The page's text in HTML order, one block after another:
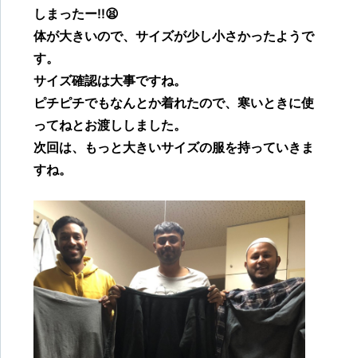
しまったー!!😫
体が大きいので、サイズが少し小さかったようで
す。
サイズ確認は大事ですね。
ピチピチでもなんとか着れたので、寒いときに使
ってねとお渡ししました。
次回は、もっと大きいサイズの服を持っていきま
すね。